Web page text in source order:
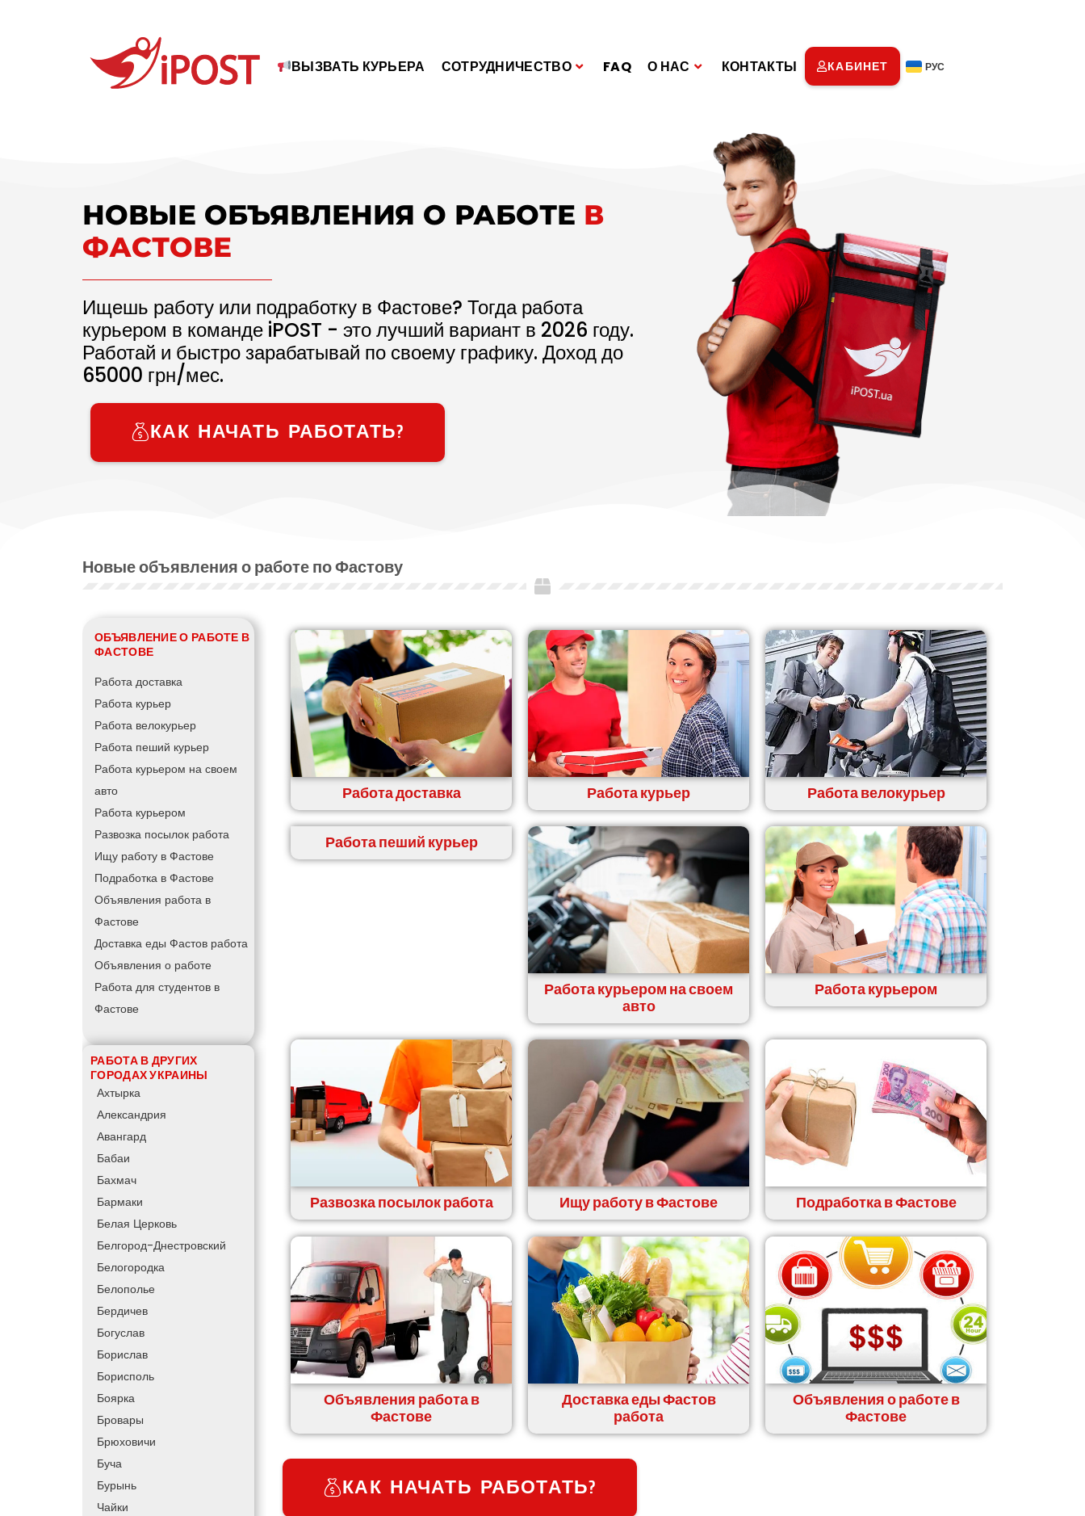
ВЫЗВАТЬ КУРЬЕРА СОТРУДНИЧЕСТВО FAQ О НАС КОНТАКТЫ КАБИНЕТ РУС
НОВЫЕ ОБЪЯВЛЕНИЯ О РАБОТЕ В
ФАСТОВЕ
Ищешь работу или подработку в Фастове? Тогда работа
курьером в команде iPOST - это лучший вариант в 2026 году.
Работай и быстро зарабатывай по своему графику. Доход до
65000 грн/мес.
КАК НАЧАТЬ РАБОТАТЬ?
Новые объявления о работе по Фастову
ОБЪЯВЛЕНИЕ О РАБОТЕ В
ФАСТОВЕ
Работа доставка
Работа курьер
Работа велокурьер
Работа пеший курьер
Работа курьером на своем
авто
Работа курьером
Развозка посылок работа
Ищу работу в Фастове
Подработка в Фастове
Объявления работа в
Фастове
Доставка еды Фастов работа
Объявления о работе
Работа для студентов в
Фастове
РАБОТА В ДРУГИХ
ГОРОДАХ УКРАИНЫ
Ахтырка
Александрия
Авангард
Бабаи
Бахмач
Бармаки
Белая Церковь
Белгород-Днестровский
Белогородка
Белополье
Бердичев
Богуслав
Борислав
Борисполь
Боярка
Бровары
Брюховичи
Буча
Бурынь
Чайки
Работа доставка Работа курьер Работа велокурьер
Работа пеший курьер
Работа курьером на своем
авто
Работа курьером
Развозка посылок работа Ищу работу в Фастове Подработка в Фастове
Объявления работа в
Фастове
Доставка еды Фастов
работа
Объявления о работе в
Фастове
КАК НАЧАТЬ РАБОТАТЬ?